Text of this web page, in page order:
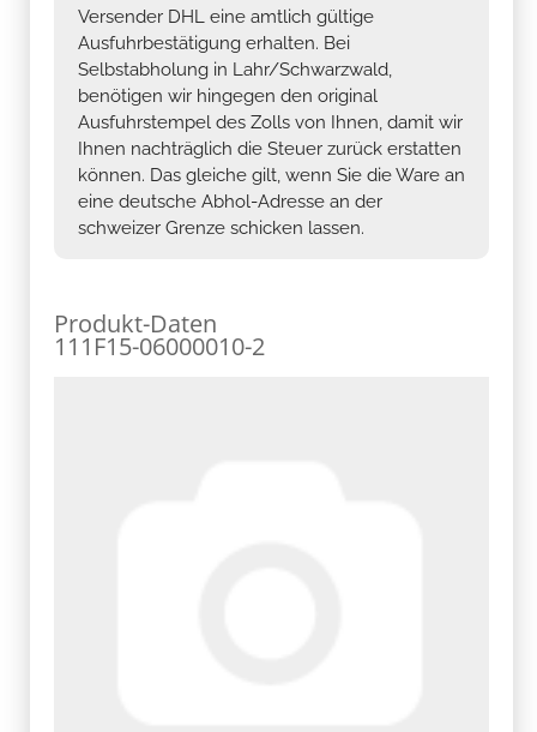
Versender DHL eine amtlich gültige
Ausfuhrbestätigung erhalten. Bei
Selbstabholung in Lahr/Schwarzwald,
benötigen wir hingegen den original
Ausfuhrstempel des Zolls von Ihnen, damit wir
Ihnen nachträglich die Steuer zurück erstatten
können. Das gleiche gilt, wenn Sie die Ware an
eine deutsche Abhol-Adresse an der
schweizer Grenze schicken lassen.
Produkt-Daten
111F15-06000010-2